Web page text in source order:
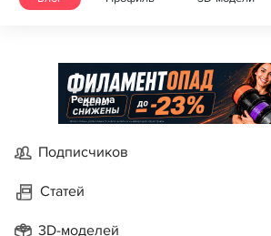
Реклама
Подписчиков
Статей
3D-моделей